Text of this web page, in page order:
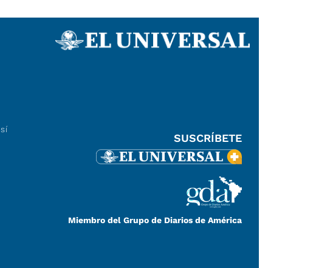
SUSCRÍBETE
Miembro del Grupo de Diarios de América